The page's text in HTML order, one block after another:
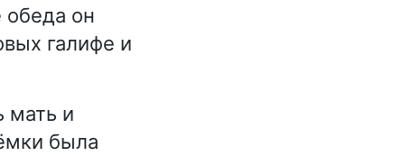
обеда он
галифе и
мать и
была